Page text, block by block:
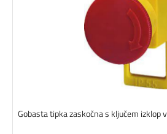
Gobasta tipka zaskočna s ključem izklop